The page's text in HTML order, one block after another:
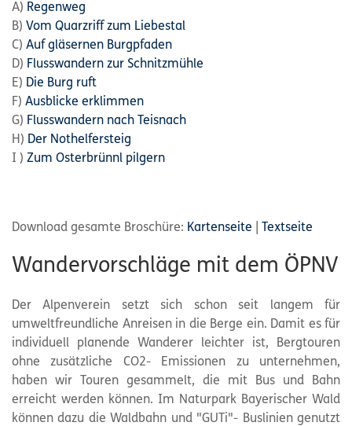
A) Regenweg
B) Vom Quarzriff zum Liebestal
C) Auf gläsernen Burgpfaden
D) Flusswandern zur Schnitzmühle
E) Die Burg ruft
F) Ausblicke erklimmen
G) Flusswandern nach Teisnach
H) Der Nothelfersteig
I ) Zum Osterbrünnl pilgern
Download gesamte Broschüre: Kartenseite Textseite
Wandervorschläge mit dem ÖPNV
Der Alpenverein setzt sich schon seit langem für
umweltfreundliche Anreisen in die Berge ein. Damit es für
individuell planende Wanderer leichter ist, Bergtouren
ohne zusätzliche CO2- Emissionen zu unternehmen,
haben wir Touren gesammelt, die mit Bus und Bahn
erreicht werden können. Im Naturpark Bayerischer Wald
können dazu die Waldbahn und "GUTi"- Buslinien genutzt